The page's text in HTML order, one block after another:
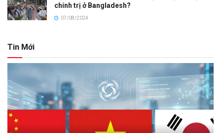
chính trị ở Bangladesh?
07/08/2024
Tin Mới